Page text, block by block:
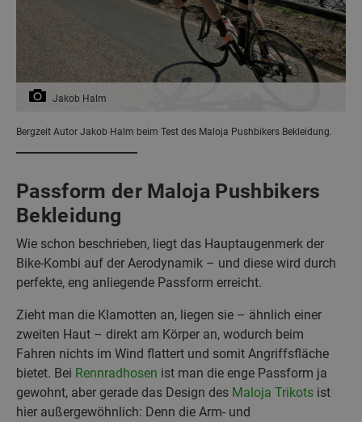
Jakob Halm
Bergzeit Autor Jakob Halm beim Test des Maloja Pushbikers Bekleidung.
Passform der Maloja Pushbikers
Bekleidung
Wie schon beschrieben, liegt das Hauptaugenmerk der
Bike-Kombi auf der Aerodynamik – und diese wird durch
perfekte, eng anliegende Passform erreicht.
Zieht man die Klamotten an, liegen sie – ähnlich einer
zweiten Haut – direkt am Körper an, wodurch beim
Fahren nichts im Wind flattert und somit Angriffsfläche
bietet. Bei Rennradhosen ist man die enge Passform ja
gewohnt, aber gerade das Design des Maloja Trikots ist
hier außergewöhnlich: Denn die Arm- und